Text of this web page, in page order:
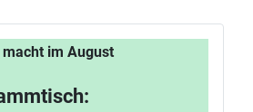
im August